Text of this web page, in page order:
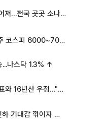
35도 안팎 무더위 이어져…전국 곳곳 소나기 [오늘 날씨]
[주간증시전망] 다음주 코스피 6000~7000⋯“外人 수급은 정책이 변수”
...나스닥 1.3% ↑
'나혼산' 류혜영, 고경표와 16년산 우정…"자취방서 부모님과 마주쳐"
뉴욕증시, 연준 금리인하 기대감 꺾이자 상승...S&P500 사상 최고치 [종합]